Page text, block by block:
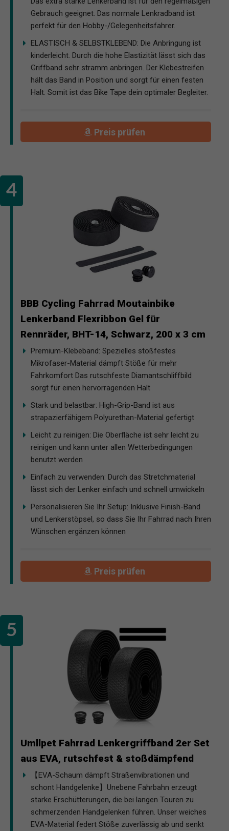
Gebrauch geeignet. Das normale Lenkradband ist
perfekt für den Hobby-/Gelegenheitsfahrer.
ELASTISCH & SELBSTKLEBEND: Die Anbringung ist
kinderleicht. Durch die hohe Elastizität lässt sich das
Griffband sehr stramm anbringen. Der Klebestreifen
hält das Band in Position und sorgt für einen festen
Halt. Somit ist das Bike Tape dein optimaler Begleiter.
Preis prüfen
BBB Cycling Fahrrad Moutainbike
Lenkerband Flexribbon Gel für
Rennräder, BHT-14, Schwarz, 200 x 3 cm
Premium-Klebeband: Spezielles stoßfestes
Mikrofaser-Material dämpft Stöße für mehr
Fahrkomfort Das rutschfeste Diamantschliffbild
sorgt für einen hervorragenden Halt
Stark und belastbar: High-Grip-Band ist aus
strapazierfähigem Polyurethan-Material gefertigt
Leicht zu reinigen: Die Oberfläche ist sehr leicht zu
reinigen und kann unter allen Wetterbedingungen
benutzt werden
Einfach zu verwenden: Durch das Stretchmaterial
lässt sich der Lenker einfach und schnell umwickeln
Personalisieren Sie Ihr Setup: Inklusive Finish-Band
und Lenkerstöpsel, so dass Sie Ihr Fahrrad nach Ihren
Wünschen ergänzen können
Preis prüfen
Umllpet Fahrrad Lenkergriffband 2er Set
aus EVA, rutschfest & stoßdämpfend
【EVA-Schaum dämpft Straßenvibrationen und
schont Handgelenke】Unebene Fahrbahn erzeugt
starke Erschütterungen, die bei langen Touren zu
schmerzenden Handgelenken führen. Unser weiches
EVA-Material federt Stöße zuverlässig ab und senkt